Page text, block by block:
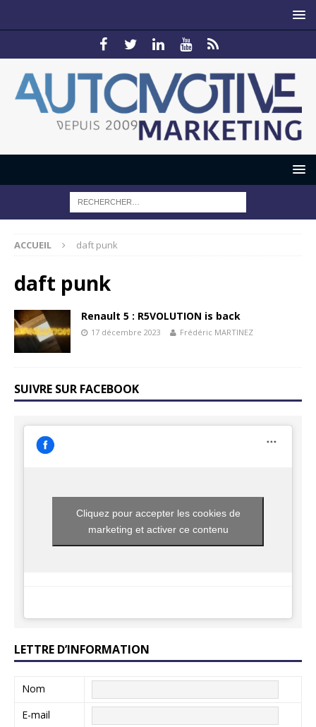
ACCUEIL daft punk
daft punk
Renault 5 : R5VOLUTION is back
17 décembre 2023 Frédéric MARTINEZ
SUIVRE SUR FACEBOOK
Cliquez pour accepter les cookies de
marketing et activer ce contenu
LETTRE D’INFORMATION
Nom
E-mail